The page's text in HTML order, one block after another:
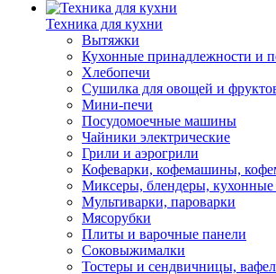
Техника для кухни
Вытяжки
Кухонные принадлежности и
Хлебопечи
Сушилка для овощей и
Мини-печи
Посудомоечные машины
Чайники электрические
Грили и аэрогрили
Кофеварки, кофемашины,
Миксеры, блендеры,
Мультиварки, пароварки
Мясорубки
Плиты и варочные панели
Соковыжималки
Тостеры и сендвичницы,